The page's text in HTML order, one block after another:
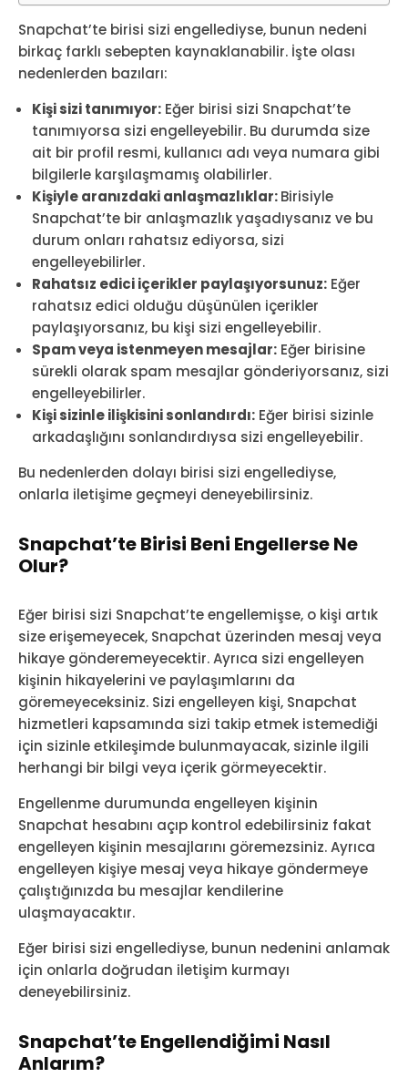
Snapchat’te birisi sizi engellediyse, bunun nedeni
birkaç farklı sebepten kaynaklanabilir. İşte olası
nedenlerden bazıları:
Kişi sizi tanımıyor: Eğer birisi sizi Snapchat’te
tanımıyorsa sizi engelleyebilir. Bu durumda size
ait bir profil resmi, kullanıcı adı veya numara gibi
bilgilerle karşılaşmamış olabilirler.
Kişiyle aranızdaki anlaşmazlıklar:Birisiyle
Snapchat’te bir anlaşmazlık yaşadıysanız ve bu
durum onları rahatsız ediyorsa, sizi
engelleyebilirler.
Rahatsız edici içerikler paylaşıyorsunuz: Eğer
rahatsız edici olduğu düşünülen içerikler
paylaşıyorsanız, bu kişi sizi engelleyebilir.
Spam veya istenmeyen mesajlar: Eğer birisine
sürekli olarak spam mesajlar gönderiyorsanız, sizi
engelleyebilirler.
Kişi sizinle ilişkisini sonlandırdı: Eğer birisi sizinle
arkadaşlığını sonlandırdıysa sizi engelleyebilir.
Bu nedenlerden dolayı birisi sizi engellediyse,
onlarla iletişime geçmeyi deneyebilirsiniz.
Snapchat’te Birisi Beni Engellerse Ne
Olur?
Eğer birisi sizi Snapchat’te engellemişse, o kişi artık
size erişemeyecek, Snapchat üzerinden mesaj veya
hikaye gönderemeyecektir. Ayrıca sizi engelleyen
kişinin hikayelerini ve paylaşımlarını da
göremeyeceksiniz. Sizi engelleyen kişi, Snapchat
hizmetleri kapsamında sizi takip etmek istemediği
için sizinle etkileşimde bulunmayacak, sizinle ilgili
herhangi bir bilgi veya içerik görmeyecektir.
Engellenme durumunda engelleyen kişinin
Snapchat hesabını açıp kontrol edebilirsiniz fakat
engelleyen kişinin mesajlarını göremezsiniz. Ayrıca
engelleyen kişiye mesaj veya hikaye göndermeye
çalıştığınızda bu mesajlar kendilerine
ulaşmayacaktır.
Eğer birisi sizi engellediyse, bunun nedenini anlamak
için onlarla doğrudan iletişim kurmayı
deneyebilirsiniz.
Snapchat’te Engellendiğimi Nasıl
Anlarım?